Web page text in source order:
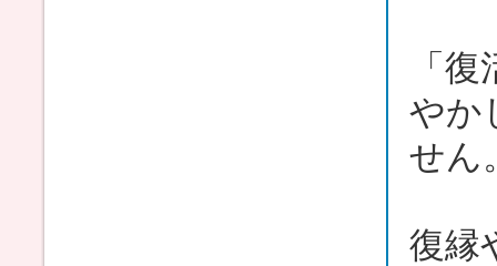
「
やか
せん
復縁